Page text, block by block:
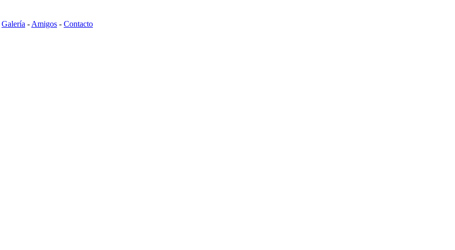
Galería - Amigos - Contacto